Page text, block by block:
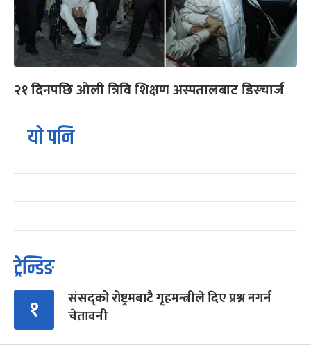
२१ दिनपछि ओली त्रिवि शिक्षण अस्पतालबाट डिस्चार्ज
यो पनि
ट्रेन्डिङ
१
संसद्को रोष्ट्रमबाटै गृहमन्त्रीले दिए प्रश्न नगर्न
चेतावनी